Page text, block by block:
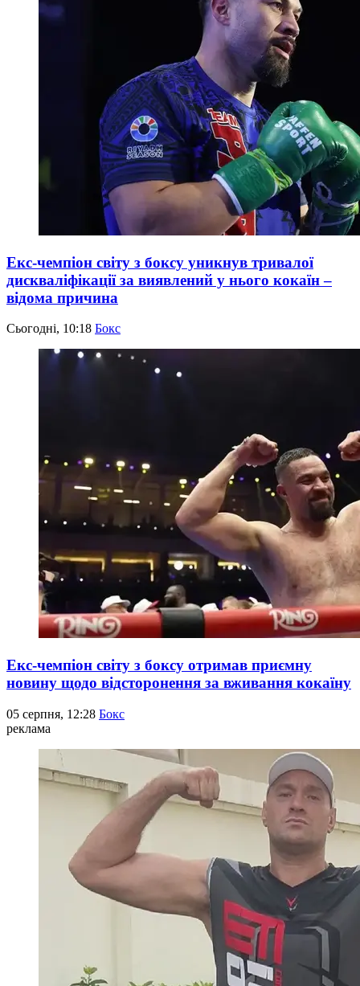
Екс-чемпіон світу з боксу уникнув тривалої
дискваліфікації за виявлений у нього кокаїн –
відома причина
Сьогодні, 10:18 Бокс
Екс-чемпіон світу з боксу отримав приємну
новину щодо відсторонення за вживання кокаїну
05 серпня, 12:28 Бокс
реклама